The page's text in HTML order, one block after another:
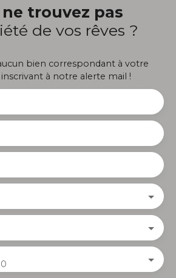
trouvez pas
de vos rêves ?
bien correspondant à votre
à notre alerte mail !